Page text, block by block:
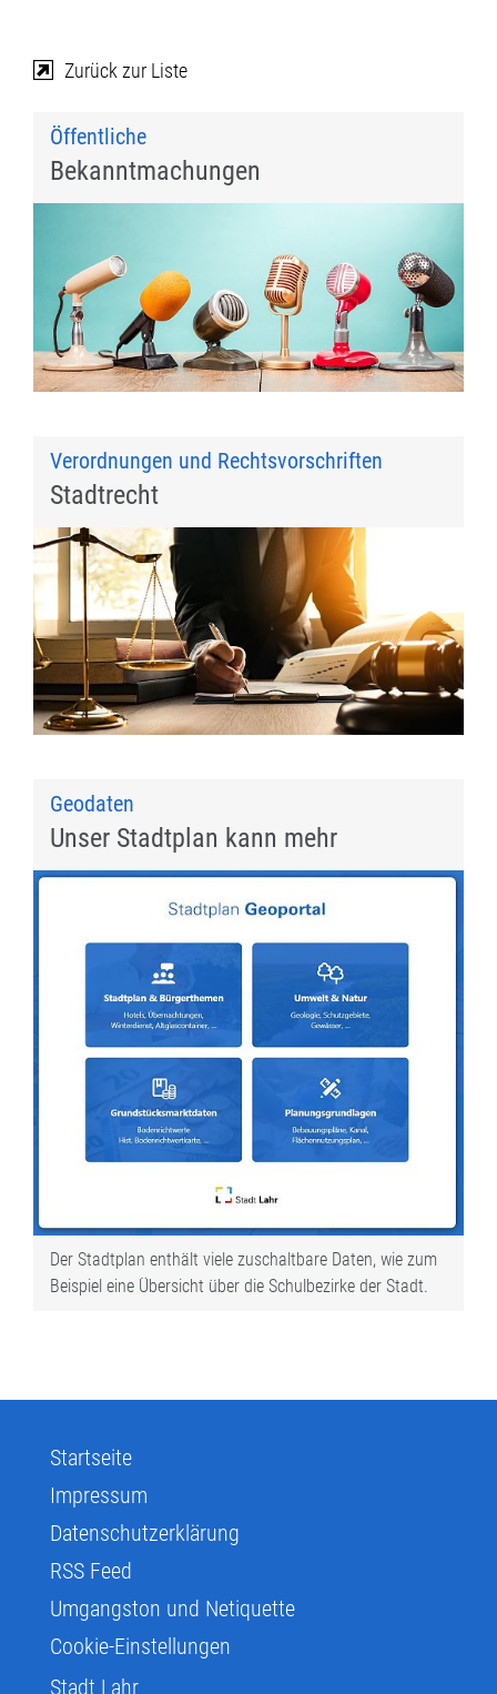
Zurück zur Liste
Öffentliche
Bekanntmachungen
Verordnungen und Rechtsvorschriften
Stadtrecht
Geodaten
Unser Stadtplan kann mehr
Der Stadtplan enthält viele zuschaltbare Daten, wie zum
Beispiel eine Übersicht über die Schulbezirke der Stadt.
Startseite
Impressum
Datenschutzerklärung
RSS Feed
Umgangston und Netiquette
Cookie-Einstellungen
Stadt Lahr